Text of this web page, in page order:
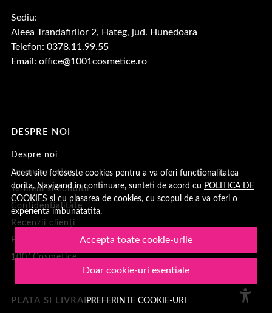
Acest site foloseste cookies pentru a va oferi functionalitatea
dorita. Navigand in continuare, sunteti de acord cu POLITICA DE
COOKIES si cu plasarea de cookies, cu scopul de a va oferi o
experienta imbunatatita.
Accepta toate cookie-urile
Doar cookie-uri esentiale
PREFERINTE COOKIE-URI
Sediu:
Aleea Trandafirilor 2, Hateg, jud. Hunedoara
Telefon: 0378.11.99.55
Email: office@1001cosmetice.ro
DESPRE NOI
Despre noi
Formular retur
Termeni si conditii
Confidentialitate
Recenzii clienți
Politica de Cookies
1001Cosmetice
PLATA SI LIVRARE